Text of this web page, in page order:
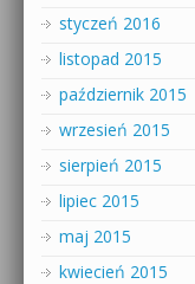
styczeń 2016
listopad 2015
październik 2015
wrzesień 2015
sierpień 2015
lipiec 2015
maj 2015
kwiecień 2015